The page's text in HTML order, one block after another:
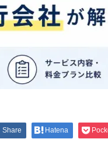
Share Hatena